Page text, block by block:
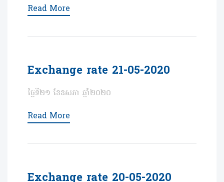
Read More
Exchange rate 21-05-2020
ថ្ងៃទី២១ ខែឧសភា ឆ្នាំ២០២០
Read More
Exchange rate 20-05-2020